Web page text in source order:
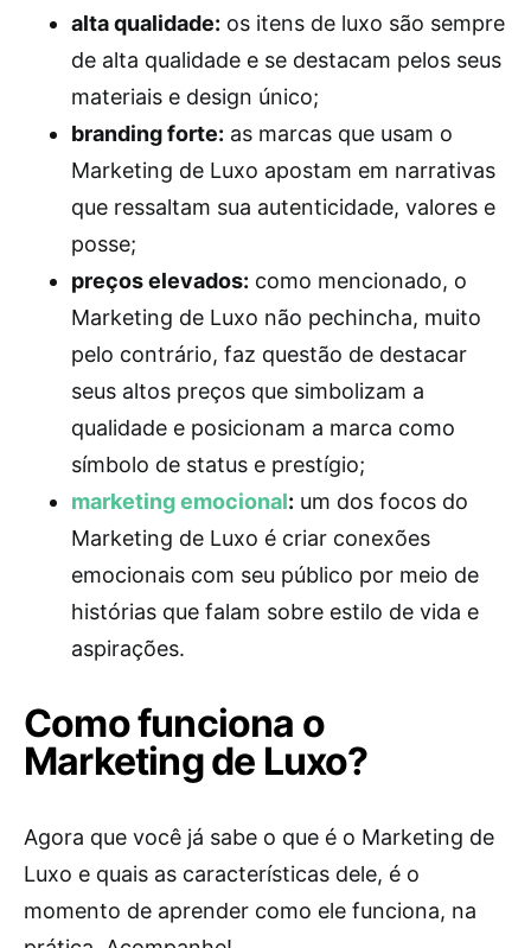
alta qualidade: os itens de luxo são sempre
de alta qualidade e se destacam pelos seus
materiais e design único;
branding forte: as marcas que usam o
Marketing de Luxo apostam em narrativas
que ressaltam sua autenticidade, valores e
posse;
preços elevados: como mencionado, o
Marketing de Luxo não pechincha, muito
pelo contrário, faz questão de destacar
seus altos preços que simbolizam a
qualidade e posicionam a marca como
símbolo de status e prestígio;
marketing emocional: um dos focos do
Marketing de Luxo é criar conexões
emocionais com seu público por meio de
histórias que falam sobre estilo de vida e
aspirações.
Como funciona o
Marketing de Luxo?
Agora que você já sabe o que é o Marketing de
Luxo e quais as características dele, é o
momento de aprender como ele funciona, na